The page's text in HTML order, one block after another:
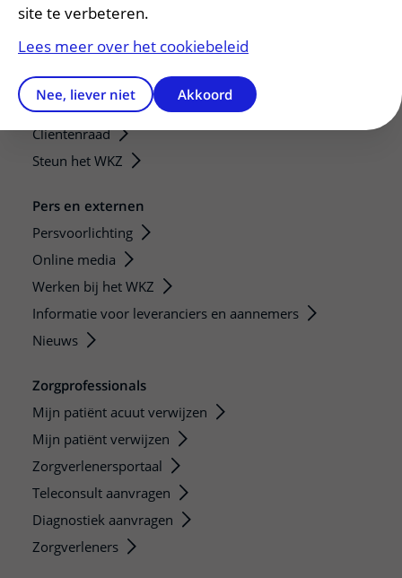
Regels en rechten
Meedoen aan wetenschappelijk onderzoek
Samenwerken met patiënten
Clientenraad
Steun het WKZ
Pers en externen
Persvoorlichting
Online media
Werken bij het WKZ
Informatie voor leveranciers en aannemers
Nieuws
Zorgprofessionals
Mijn patiënt acuut verwijzen
Mijn patiënt verwijzen
Zorgverlenersportaal
Teleconsult aanvragen
Diagnostiek aanvragen
Zorgverleners
site te verbeteren.
Lees meer over het cookiebeleid
Nee, liever niet Akkoord